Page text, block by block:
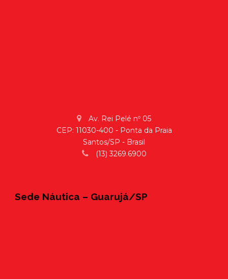
Av. Rei Pelé nº 05
CEP: 11030-400 - Ponta da Praia
Santos/SP - Brasil
(13) 3269.6900
Sede Náutica – Guarujá/SP